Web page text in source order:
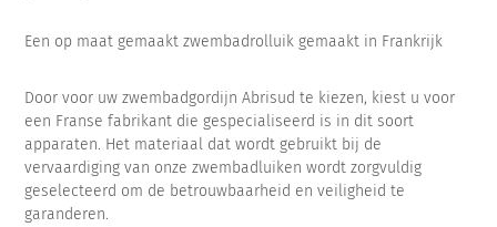
Een op maat gemaakt zwembadrolluik gemaakt in Frankrijk
Door voor uw zwembadgordijn Abrisud te kiezen, kiest u voor
een Franse fabrikant die gespecialiseerd is in dit soort
apparaten. Het materiaal dat wordt gebruikt bij de
vervaardiging van onze zwembadluiken wordt zorgvuldig
geselecteerd om de betrouwbaarheid en veiligheid te
garanderen.